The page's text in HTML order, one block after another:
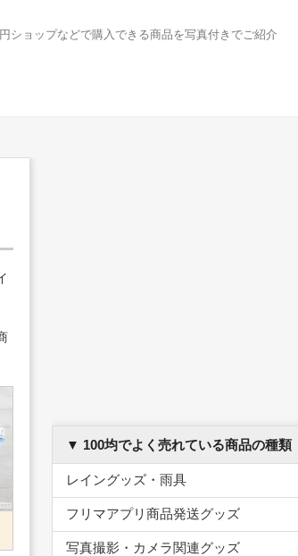
ショップなどで購入できる商品を写真付きでご紹介
▼ 100均でよく売れている商品の種類
レイングッズ・雨具
フリマアプリ商品発送グッズ
写真撮影・カメラ関連グッズ